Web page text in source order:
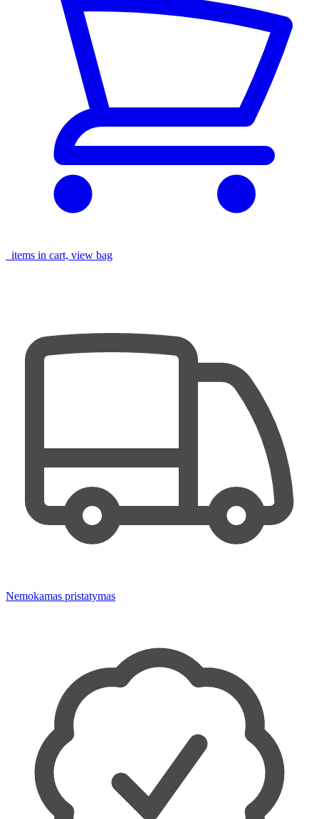
items in cart, view bag
Nemokamas pristatymas